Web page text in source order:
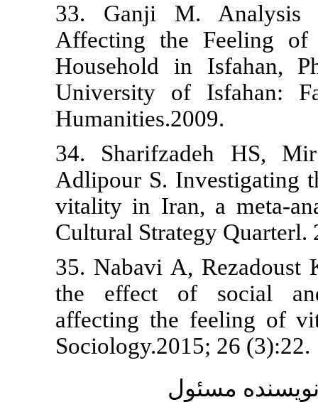
33. Ganji
Affecting
Household
University
34.
Adlipour S.
vitality in
Cultural
35. Nabavi
the effect
affecting